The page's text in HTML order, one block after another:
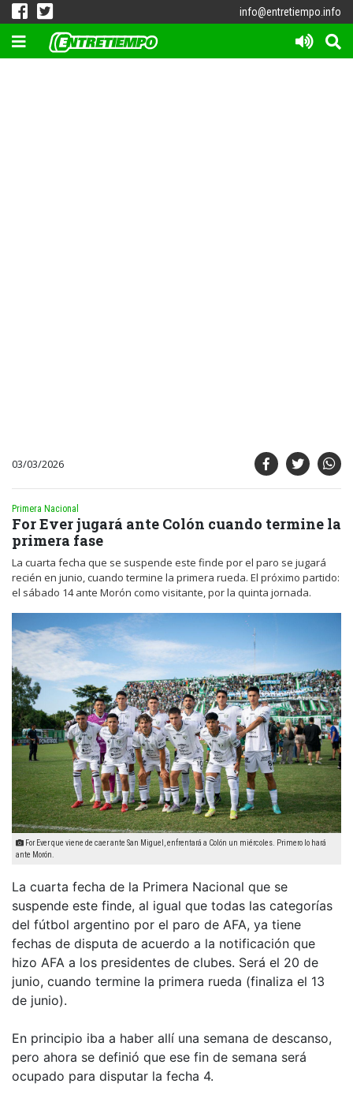
info@entretiempo.info
03/03/2026
Primera Nacional
For Ever jugará ante Colón cuando termine la
primera fase
La cuarta fecha que se suspende este finde por el paro se jugará
recién en junio, cuando termine la primera rueda. El próximo partido:
el sábado 14 ante Morón como visitante, por la quinta jornada.
For Ever que viene de caer ante San Miguel, enfrentará a Colón un miércoles. Primero lo hará
ante Morón.
La cuarta fecha de la Primera Nacional que se
suspende este finde, al igual que todas las categorías
del fútbol argentino por el paro de AFA, ya tiene
fechas de disputa de acuerdo a la notificación que
hizo AFA a los presidentes de clubes. Será el 20 de
junio, cuando termine la primera rueda (finaliza el 13
de junio).
En principio iba a haber allí una semana de descanso,
pero ahora se definió que ese fin de semana será
ocupado para disputar la fecha 4.